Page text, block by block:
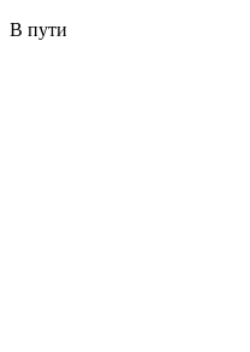
В пути